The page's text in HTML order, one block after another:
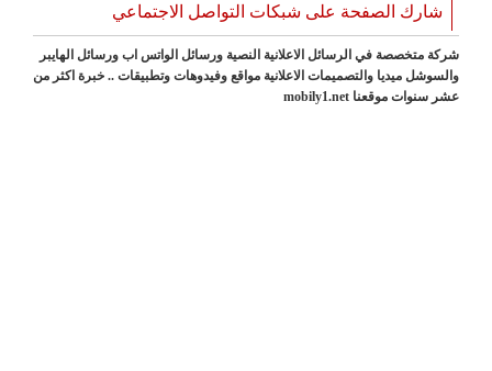
شارك الصفحة على شبكات التواصل الاجتماعي
شركة متخصصة في الرسائل الاعلانية النصية ورسائل الواتس اب ورسائل الهايبر
والسوشل ميديا والتصميمات الاعلانية مواقع وفيدوهات وتطبيقات .. خبرة اكثر من
عشر سنوات موقعنا mobily1.net